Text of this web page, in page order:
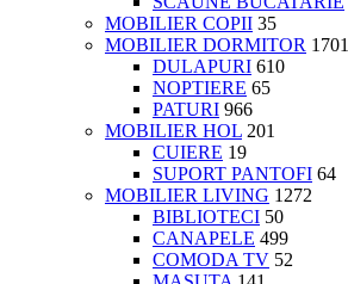
MOBILIER COPII 35
MOBILIER DORMITOR 1701
DULAPURI 610
NOPTIERE 65
PATURI 966
MOBILIER HOL 201
CUIERE 19
SUPORT PANTOFI 64
MOBILIER LIVING 1272
BIBLIOTECI 50
CANAPELE 499
COMODA TV 52